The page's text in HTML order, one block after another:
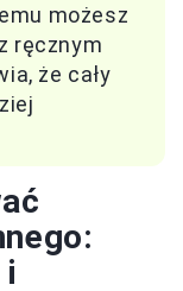
możesz
ręcznym
że cały